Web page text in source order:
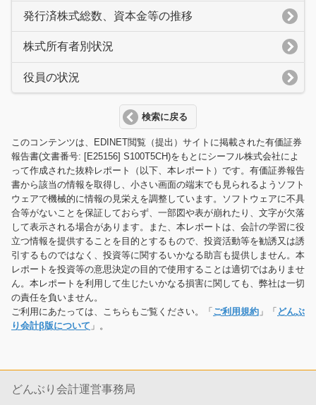
発行済株式総数、資本金等の推移
株式所有者別状況
役員の状況
検索に戻る
このコンテンツは、EDINET閲覧（提出）サイトに掲載された有価証券
報告書(文書番号: [E25156] S100T5CH)をもとにシーフル株式会社によ
って作成された抜粋レポート（以下、本レポート）です。有価証券報告
書から該当の情報を取得し、小さい画面の端末でも見られるようソフト
ウェアで機械的に情報の見栄えを調整しています。ソフトウェアに不具
合等がないことを保証しておらず、一部図や表が崩れたり、文字が欠落
して表示される場合があります。また、本レポートは、会計の学習に役
立つ情報を提供することを目的とするもので、投資活動等を勧誘又は誘
引するものではなく、投資等に関するいかなる助言も提供しません。本
レポートを投資等の意思決定の目的で使用することは適切ではありませ
ん。本レポートを利用して生じたいかなる損害に関しても、弊社は一切
の責任を負いません。
ご利用にあたっては、こちらもご覧ください。「 ご利用規約 」「 どんぶ
り会計β版について 」。
どんぶり会計運営事務局